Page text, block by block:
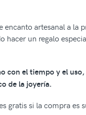
artesanal a la
hacer un regalo
el tiempo y el
de la joyería.
gratis si la compra es